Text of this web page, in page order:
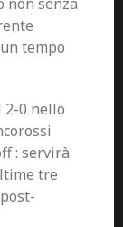
tempo
0 nello
: servirà
tre